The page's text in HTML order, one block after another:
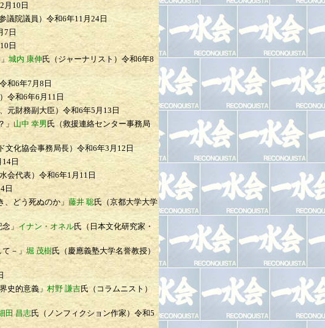
月10日
議院議員） 令和6年11月24日
7日
日
城内 康伸氏（ジャーナリスト） 令和6年8
令和6年7月8日
令和6年6月11日
元財務副大臣） 令和6年5月13日
」 山中 幸男氏（救援連絡センター事務局
文化協会事務局長） 令和6年3月12日
日
会代表） 令和6年1月11日
日
どう死ぬのか」 藤井 聡氏（京都大学大学
念」イナン・オネル氏（日本文化研究家・
－」 堀 茂樹氏（慶應義塾大学名誉教授）
史的意義」 村野 謙吉氏（コラムニスト）
田 昌志氏（ノンフィクション作家） 令和5